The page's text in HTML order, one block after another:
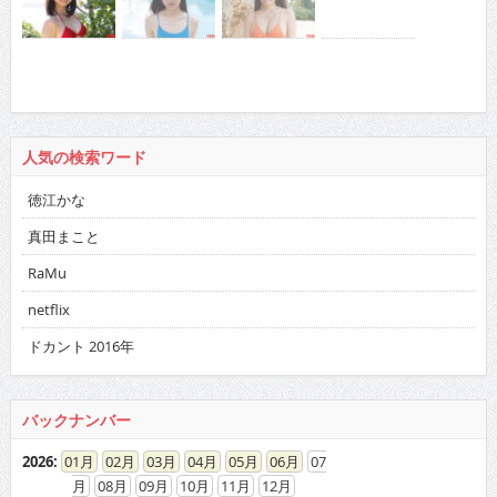
人気の検索ワード
徳江かな
真田まこと
RaMu
netflix
ドカント 2016年
バックナンバー
2026: 01 02 03 04 05 06
07
08
09 10 11 12